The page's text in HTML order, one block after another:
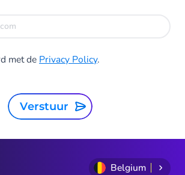
met de Privacy Policy.
Verstuur
Belgium